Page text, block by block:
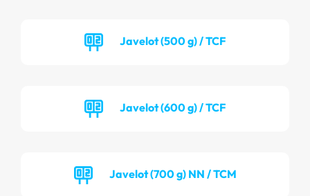
Javelot (500 g) / TCF
Javelot (600 g) / TCF
Javelot (700 g) NN / TCM